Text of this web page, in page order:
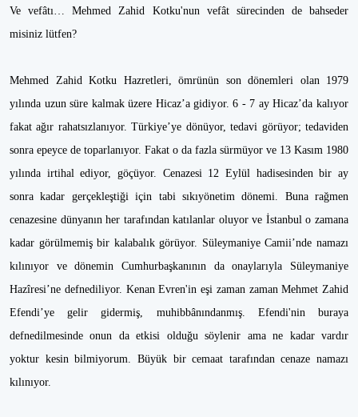
Ve vefâtı… Mehmed Zahid Kotku'nun vefât sürecinden de bahseder
misiniz lütfen?
Mehmed Zahid Kotku Hazretleri, ömrünün son dönemleri olan 1979
yılında uzun süre kalmak üzere Hicaz’a gidiyor. 6 - 7 ay Hicaz’da kalıyor
fakat ağır rahatsızlanıyor. Türkiye’ye dönüyor, tedavi görüyor; tedaviden
sonra epeyce de toparlanıyor. Fakat o da fazla sürmüyor ve 13 Kasım 1980
yılında irtihal ediyor, göçüyor. Cenazesi 12 Eylül hadisesinden bir ay
sonra kadar gerçekleştiği için tabi sıkıyönetim dönemi. Buna rağmen
cenazesine dünyanın her tarafından katılanlar oluyor ve İstanbul o zamana
kadar görülmemiş bir kalabalık görüyor. Süleymaniye Camii’nde namazı
kılınıyor ve dönemin Cumhurbaşkanının da onaylarıyla Süleymaniye
Hazîresi’ne defnediliyor. Kenan Evren'in eşi zaman zaman Mehmet Zahid
Efendi’ye gelir gidermiş, muhibbânındanmış. Efendi'nin buraya
defnedilmesinde onun da etkisi olduğu söylenir ama ne kadar vardır
yoktur kesin bilmiyorum. Büyük bir cemaat tarafından cenaze namazı
kılınıyor.